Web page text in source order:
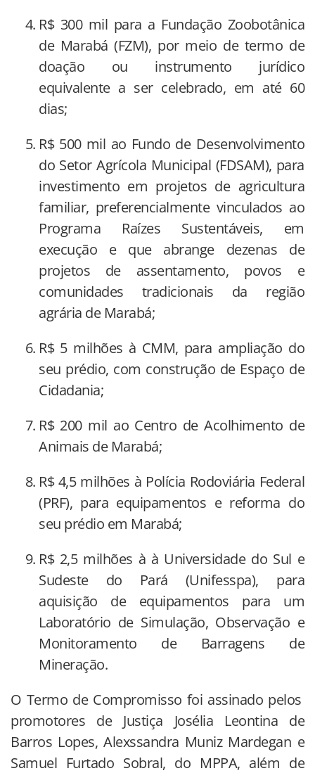
R$ 300 mil para a Fundação Zoobotânica
de Marabá (FZM), por meio de termo de
doação ou instrumento jurídico
equivalente a ser celebrado, em até 60
dias;
R$ 500 mil ao Fundo de Desenvolvimento
do Setor Agrícola Municipal (FDSAM), para
investimento em projetos de agricultura
familiar, preferencialmente vinculados ao
Programa Raízes Sustentáveis, em
execução e que abrange dezenas de
projetos de assentamento, povos e
comunidades tradicionais da região
agrária de Marabá;
R$ 5 milhões à CMM, para ampliação do
seu prédio, com construção de Espaço de
Cidadania;
R$ 200 mil ao Centro de Acolhimento de
Animais de Marabá;
R$ 4,5 milhões à Polícia Rodoviária Federal
(PRF), para equipamentos e reforma do
seu prédio em Marabá;
R$ 2,5 milhões à à Universidade do Sul e
Sudeste do Pará (Unifesspa), para
aquisição de equipamentos para um
Laboratório de Simulação, Observação e
Monitoramento de Barragens de
Mineração.
O Termo de Compromisso foi assinado pelos
promotores de Justiça Josélia Leontina de
Barros Lopes, Alexssandra Muniz Mardegan e
Samuel Furtado Sobral, do MPPA, além de